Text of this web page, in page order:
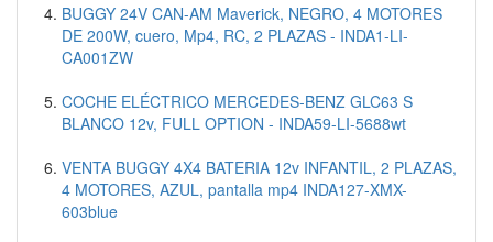
BUGGY 24V CAN-AM Maverick, NEGRO, 4 MOTORES
DE 200W, cuero, Mp4, RC, 2 PLAZAS - INDA1-LI-
CA001ZW
COCHE ELÉCTRICO MERCEDES-BENZ GLC63 S
BLANCO 12v, FULL OPTION - INDA59-LI-5688wt
VENTA BUGGY 4X4 BATERIA 12v INFANTIL, 2 PLAZAS,
4 MOTORES, AZUL, pantalla mp4 INDA127-XMX-
603blue